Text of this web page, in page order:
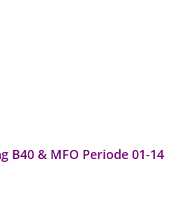
B40 & MFO Periode 01-14